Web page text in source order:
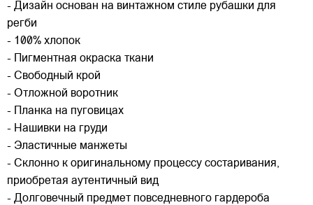
- Дизайн основан на винтажном стиле рубашки для
регби
- 100% хлопок
- Пигментная окраска ткани
- Свободный крой
- Отложной воротник
- Планка на пуговицах
- Нашивки на груди
- Эластичные манжеты
- Склонно к оригинальному процессу состаривания,
приобретая аутентичный вид
- Долговечный предмет повседневного гардероба